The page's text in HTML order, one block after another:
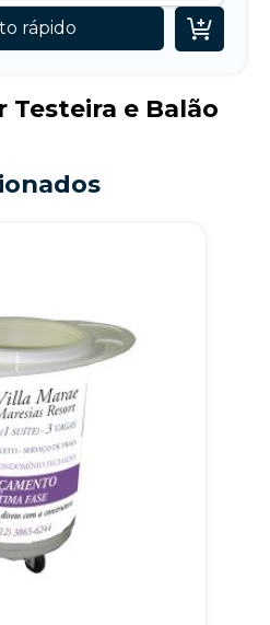
rápido 
Testeira e Balão